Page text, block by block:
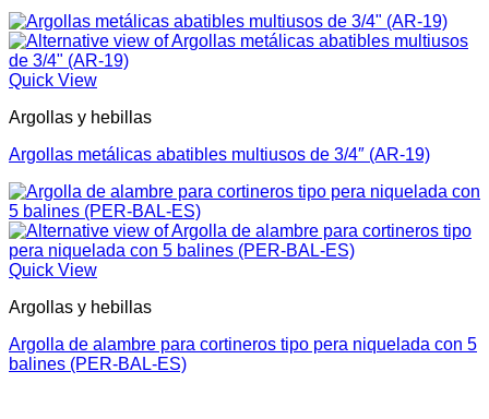
Quick View
Argollas y hebillas
Argollas metálicas abatibles multiusos de 3/4″ (AR-19)
Quick View
Argollas y hebillas
Argolla de alambre para cortineros tipo pera niquelada con 5
balines (PER-BAL-ES)